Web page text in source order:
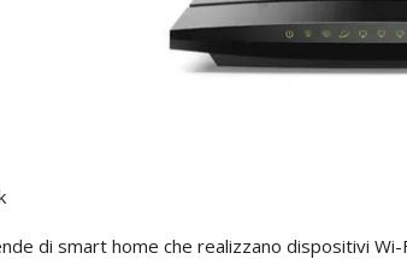
di smart home che realizzano dispositivi